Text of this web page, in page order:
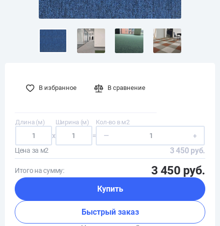
В избранное В сравнение
Длина (м)
x
Ширина (м)
=
Кол-во в м2
—
+
Цена за м2
3 450 руб.
Итого на сумму: 3 450 руб.
Купить
Быстрый заказ